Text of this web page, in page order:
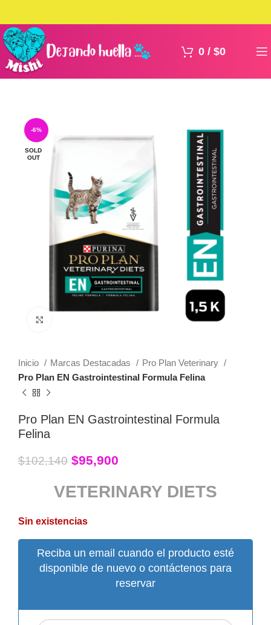
0 / $0
-6%
SOLD
OUT
Inicio Marcas Destacadas
Pro Plan Veterinary
Pro Plan EN Gastrointestinal Formula Felina
Pro Plan EN Gastrointestinal Formula
Felina
$102,140 $95,900
VETERINARY DIETS
Sin existencias
Reciba un email cuando el producto esté
disponible de nuevo o contáctenos para
reservar